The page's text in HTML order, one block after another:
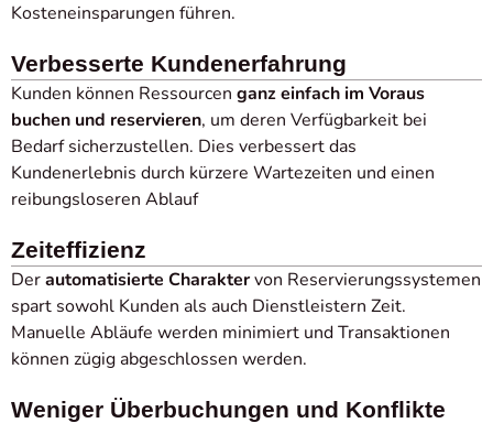
Kosteneinsparungen führen.
Verbesserte Kundenerfahrung
Kunden können Ressourcen ganz einfach im Voraus
buchen und reservieren, um deren Verfügbarkeit bei
Bedarf sicherzustellen. Dies verbessert das
Kundenerlebnis durch kürzere Wartezeiten und einen
reibungsloseren Ablauf
Zeiteffizienz
Derautomatisierte Charaktervon Reservierungssystemen
spart sowohl Kunden als auch Dienstleistern Zeit.
Manuelle Abläufe werden minimiert und Transaktionen
können zügig abgeschlossen werden.
Weniger Überbuchungen und Konflikte